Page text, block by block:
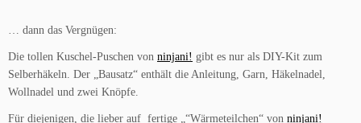
… dann das Vergnügen:
Die tollen Kuschel-Puschen von ninjani! gibt es nur als DIY-Kit zum
Selberhäkeln. Der „Bausatz“ enthält die Anleitung, Garn, Häkelnadel,
Wollnadel und zwei Knöpfe.
Für diejenigen, die lieber auf fertige „“Wärmeteilchen“ von ninjani!